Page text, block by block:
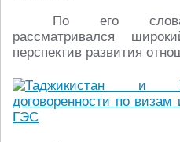
По его
рассматривался
перспектив развития